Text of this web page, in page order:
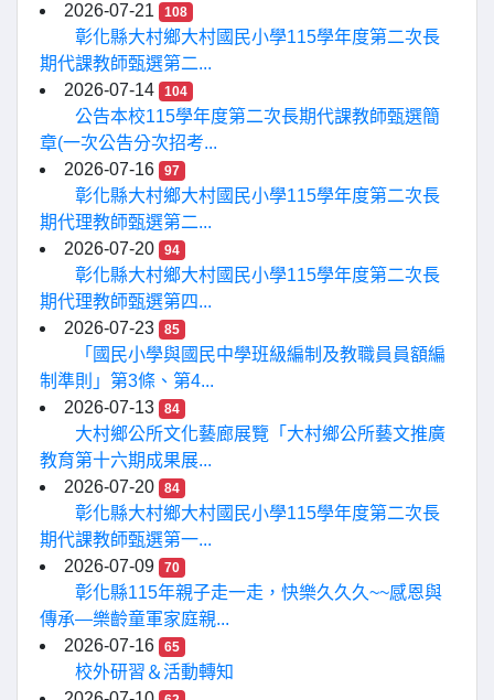
2026-07-21
108
彰化縣大村鄉大村國民小學115學年度第二次長
期代課教師甄選第二...
2026-07-14
104
公告本校115學年度第二次長期代課教師甄選簡
章(一次公告分次招考...
2026-07-16
97
彰化縣大村鄉大村國民小學115學年度第二次長
期代理教師甄選第二...
2026-07-20
94
彰化縣大村鄉大村國民小學115學年度第二次長
期代理教師甄選第四...
2026-07-23
85
「國民小學與國民中學班級編制及教職員員額編
制準則」第3條、第4...
2026-07-13
84
大村鄉公所文化藝廊展覽「大村鄉公所藝文推廣
教育第十六期成果展...
2026-07-20
84
彰化縣大村鄉大村國民小學115學年度第二次長
期代課教師甄選第一...
2026-07-09
70
彰化縣115年親子走一走，快樂久久久~~感恩與
傳承—樂齡童軍家庭親...
2026-07-16
65
校外研習＆活動轉知